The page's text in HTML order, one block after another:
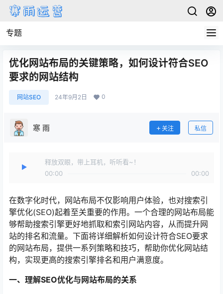
专题
优化网站布局的关键策略，如何设计符合SEO
要求的网站结构
网站SEO 24年9月2日 0
寒 雨 关注 私信
释放双眼，带上耳机，听听看~！
00:00
00:00
在数字化时代，网站布局不仅影响用户体验，也对搜索引
擎优化(SEO)起着至关重要的作用。一个合理的网站布局能
够帮助搜索引擎更好地抓取和索引网站内容，从而提升网
站的排名和流量。下面将详细解析如何设计符合SEO要求
的网站布局，提供一系列策略和技巧，帮助你优化网站结
构，实现更高的搜索引擎排名和用户满意度。
一、理解SEO优化与网站布局的关系